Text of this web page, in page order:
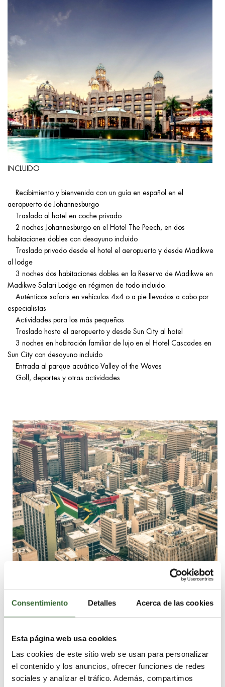
Consentimiento Detalles Acerca de las cookies
Esta página web usa cookies
Las cookies de este sitio web se usan para personalizar
el contenido y los anuncios, ofrecer funciones de redes
sociales y analizar el tráfico. Además, compartimos
INCLUIDO
Recibimiento y bienvenida con un guía en español en el
aeropuerto de Johannesburgo
Traslado al hotel en coche privado
2 noches Johannesburgo en el Hotel The Peech, en dos
habitaciones dobles con desayuno incluido
Traslado privado desde el hotel el aeropuerto y desde Madikwe
al lodge
3 noches dos habitaciones dobles en la Reserva de Madikwe en
Madikwe Safari Lodge en régimen de todo incluido.
Auténticos safaris en vehículos 4x4 o a pie llevados a cabo por
especialistas
Actividades para los más pequeños
Traslado hasta el aeropuerto y desde Sun City al hotel
3 noches en habitación familiar de lujo en el Hotel Cascades en
Sun City con desayuno incluido
Entrada al parque acuático Valley of the Waves
Golf, deportes y otras actividades
Propinas y artículos personales
Pasaportes y visados si se requieren
Vacunas y medicamentos si se requieren
Vuelos (pero si quieres, podemos incluirlos)
Seguro de viajes y seguro médico (pero si quieres, podemos